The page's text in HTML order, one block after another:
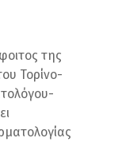
της
Τορίνο-